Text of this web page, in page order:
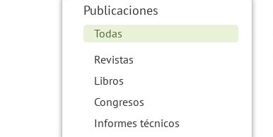
Publicaciones
Todas
Revistas
Libros
Congresos
Informes técnicos